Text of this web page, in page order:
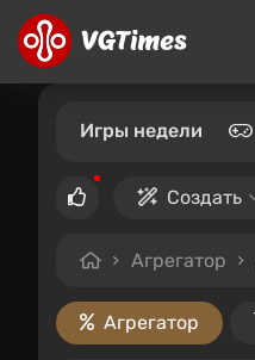
Игры недели
Создать
Агрегатор
Агрегатор